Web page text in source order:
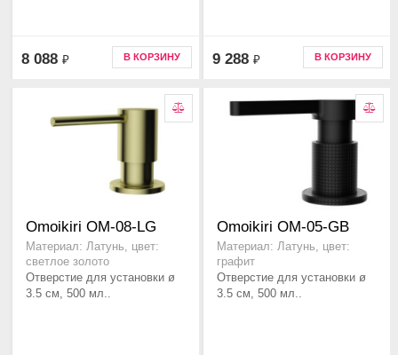
8 088 ₽ В КОРЗИНУ 9 288 ₽ В КОРЗИНУ
Omoikiri OM-08-LG
Материал: Латунь, цвет:
светлое золото
Отверстие для установки ø
3.5 см, 500 мл..
Omoikiri OM-05-GB
Материал: Латунь, цвет:
графит
Отверстие для установки ø
3.5 см, 500 мл..